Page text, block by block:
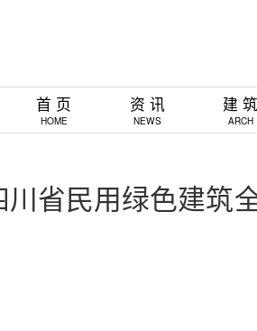
首 页
HOME
资 讯
NEWS
建 筑
ARCH
省民用绿色建筑